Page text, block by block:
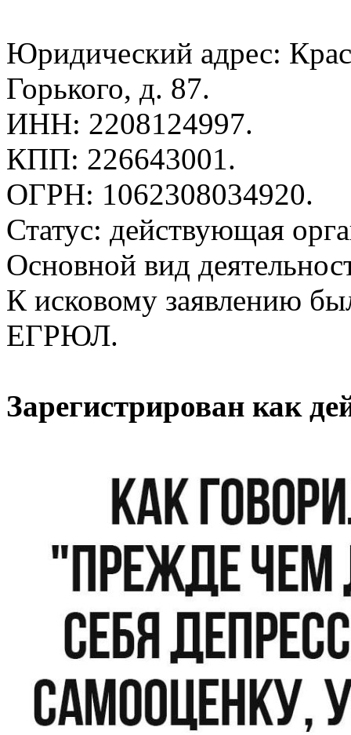
Юридический адрес:
Горького, д. 87.
ИНН: 2208124997.
КПП: 226643001.
ОГРН: 1062308034920.
Статус: действующая
Основной вид
К исковому заявлению
ЕГРЮЛ.
Зарегистрирован как